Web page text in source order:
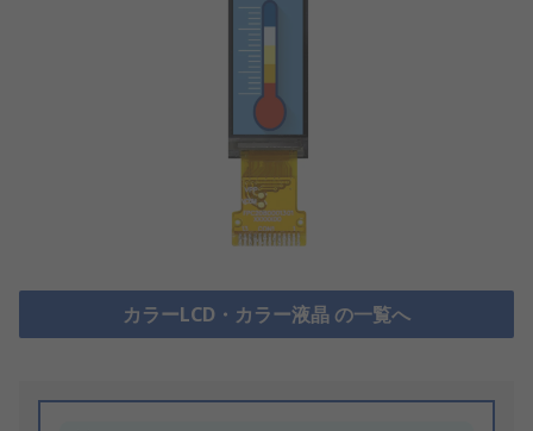
カラーLCD・カラー液晶 の一覧へ